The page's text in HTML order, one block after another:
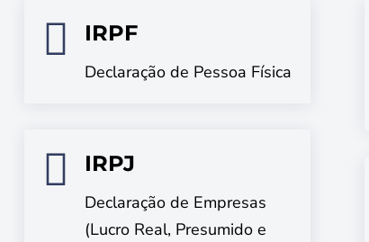
 IRPF
Declaração de Pessoa Física
 IRPJ
Declaração de Empresas
(Lucro Real, Presumido e